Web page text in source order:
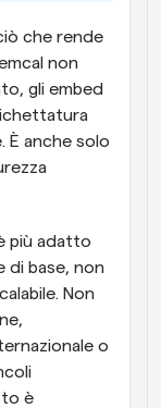
che rende
non
gli embed
È anche solo
più adatto
di base, non
Non
o
è